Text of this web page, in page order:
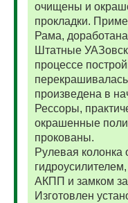
очищены и
прокладки.
Рама,
Штатные
процессе
произведена в
Рессоры,
окрашенные
прокованы.
Рулевая колонка
АКПП и замком
Изготовлен